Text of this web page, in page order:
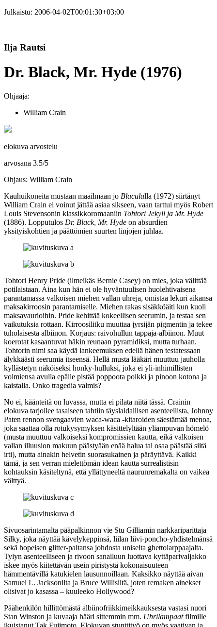
Julkaistu: 2006-04-02T00:01:30+03:00
Ilja Rautsi
Dr. Black, Mr. Hyde (1976)
Ohjaaja:
William Crain
elokuva arvostelu
arvosana 3.5/5
Ohjaus: William Crain
Kauhuikoneita mustaan maailmaan jo Blaculalla (1972) siirtänyt
William Crain ei voinut jättää asiaa sikseen, vaan tarttui myös Robert
Louis Stevensonin klassikkoromaaniin Tohtori Jekyll ja Mr. Hyde
(1886). Lopputulos Dr. Black, Mr. Hyde on absurdien
yksityiskohtien ja päättömien suurten linjojen juhlaa.
Tohtori Henry Pride (ilmeikäs Bernie Casey) on mies, joka välittää
potilaistaan. Aina kun hän ei ole hyväntuulisen huolehtivaisena
parantamassa valkoisen miehen vallan uhreja, omistaa lekuri aikansa
maksakirroosin parantamiselle. Miehen rakas sisäkköäiti kun kuoli
maksavaurioihin. Pride kehittää kokeellisen seerumin, ja testaa sen
vaikutuksia rottaan. Kirroosilitku muuttaa jyrsijän pigmentin ja tekee
tuholaisesta albiinon. Korjaus: raivohullun tappaja-albiinon. Muut
koerotat kasaantuvat häkin reunaan pyramidiksi, mutta turhaan.
Tohtorin nimi saa käydä lankeemuksen edellä hänen testatessaan
älykkäästi seerumia itseensä. Hellä musta lääkäri muuttuu jauholla
kyllästetyn näköiseksi honky-hulluksi, joka ei yli‑inhimillisten
voimiensa avulla epäile pistää poppoota poikki ja pinoon kotona ja
kaistalla. Onko tragedia valmis?
No ei, käänteitä on luvassa, mutta ei pilata niitä tässä. Crainin
elokuva tarjoilee tasaiseen tahtiin täyslaidallisen asenteellista, Johnny
Paten rennon svengaavien waca-waca ‑kitaroiden säestämää menoa,
joka saattaa olla rotukysymyksen käsittelyltään yliampuvan hömelö
(musta muuttuu valkoiseksi kompromissien kautta, eikä valkoisen
vallan illuusion makuun päästyään enää halua tai osaa päästää siitä
irti), mutta ainakin helvetin suorasukainen ja päräyttävä. Kaikki
tämä, ja sen verran mielettömän idean kautta surrealistisin
kohtauksin käsiteltynä, että yllättyneeltä naurunremakalta on vaikea
välttyä.
Sivuosarintamalta pääpalkinnon vie Stu Gilliamin narkkariparittaja
Silky, joka näyttää kävelykeppinsä, liilan liivi-poncho-yhdistelmänsä
sekä hopeisen glitter-paitansa johdosta uniselta ghettolarppaajalta.
Tylyn asenteelliseen ja rivoon sanailuun luottava kyttäparivaljakko
iskee myös kiitettävän usein piristystä kokonaisuuteen
hämmentävillä katukielen lausunnoillaan. Kaksikko näyttää aivan
Samuel L. Jacksonilta ja Bruce Willisiltä, joten remaken ainekset
olisivat jo kasassa – kuuleeko Hollywood?
Päähenkilön hillittömästä albiinofriikkimeikkauksesta vastasi nuori
Stan Winston ja kuvaaja hääri sittemmin mm. Uhrilampaatfilmille
ikuistanut Tak Fujimoto. Elokuvan stunttityö on myös vaativan ja